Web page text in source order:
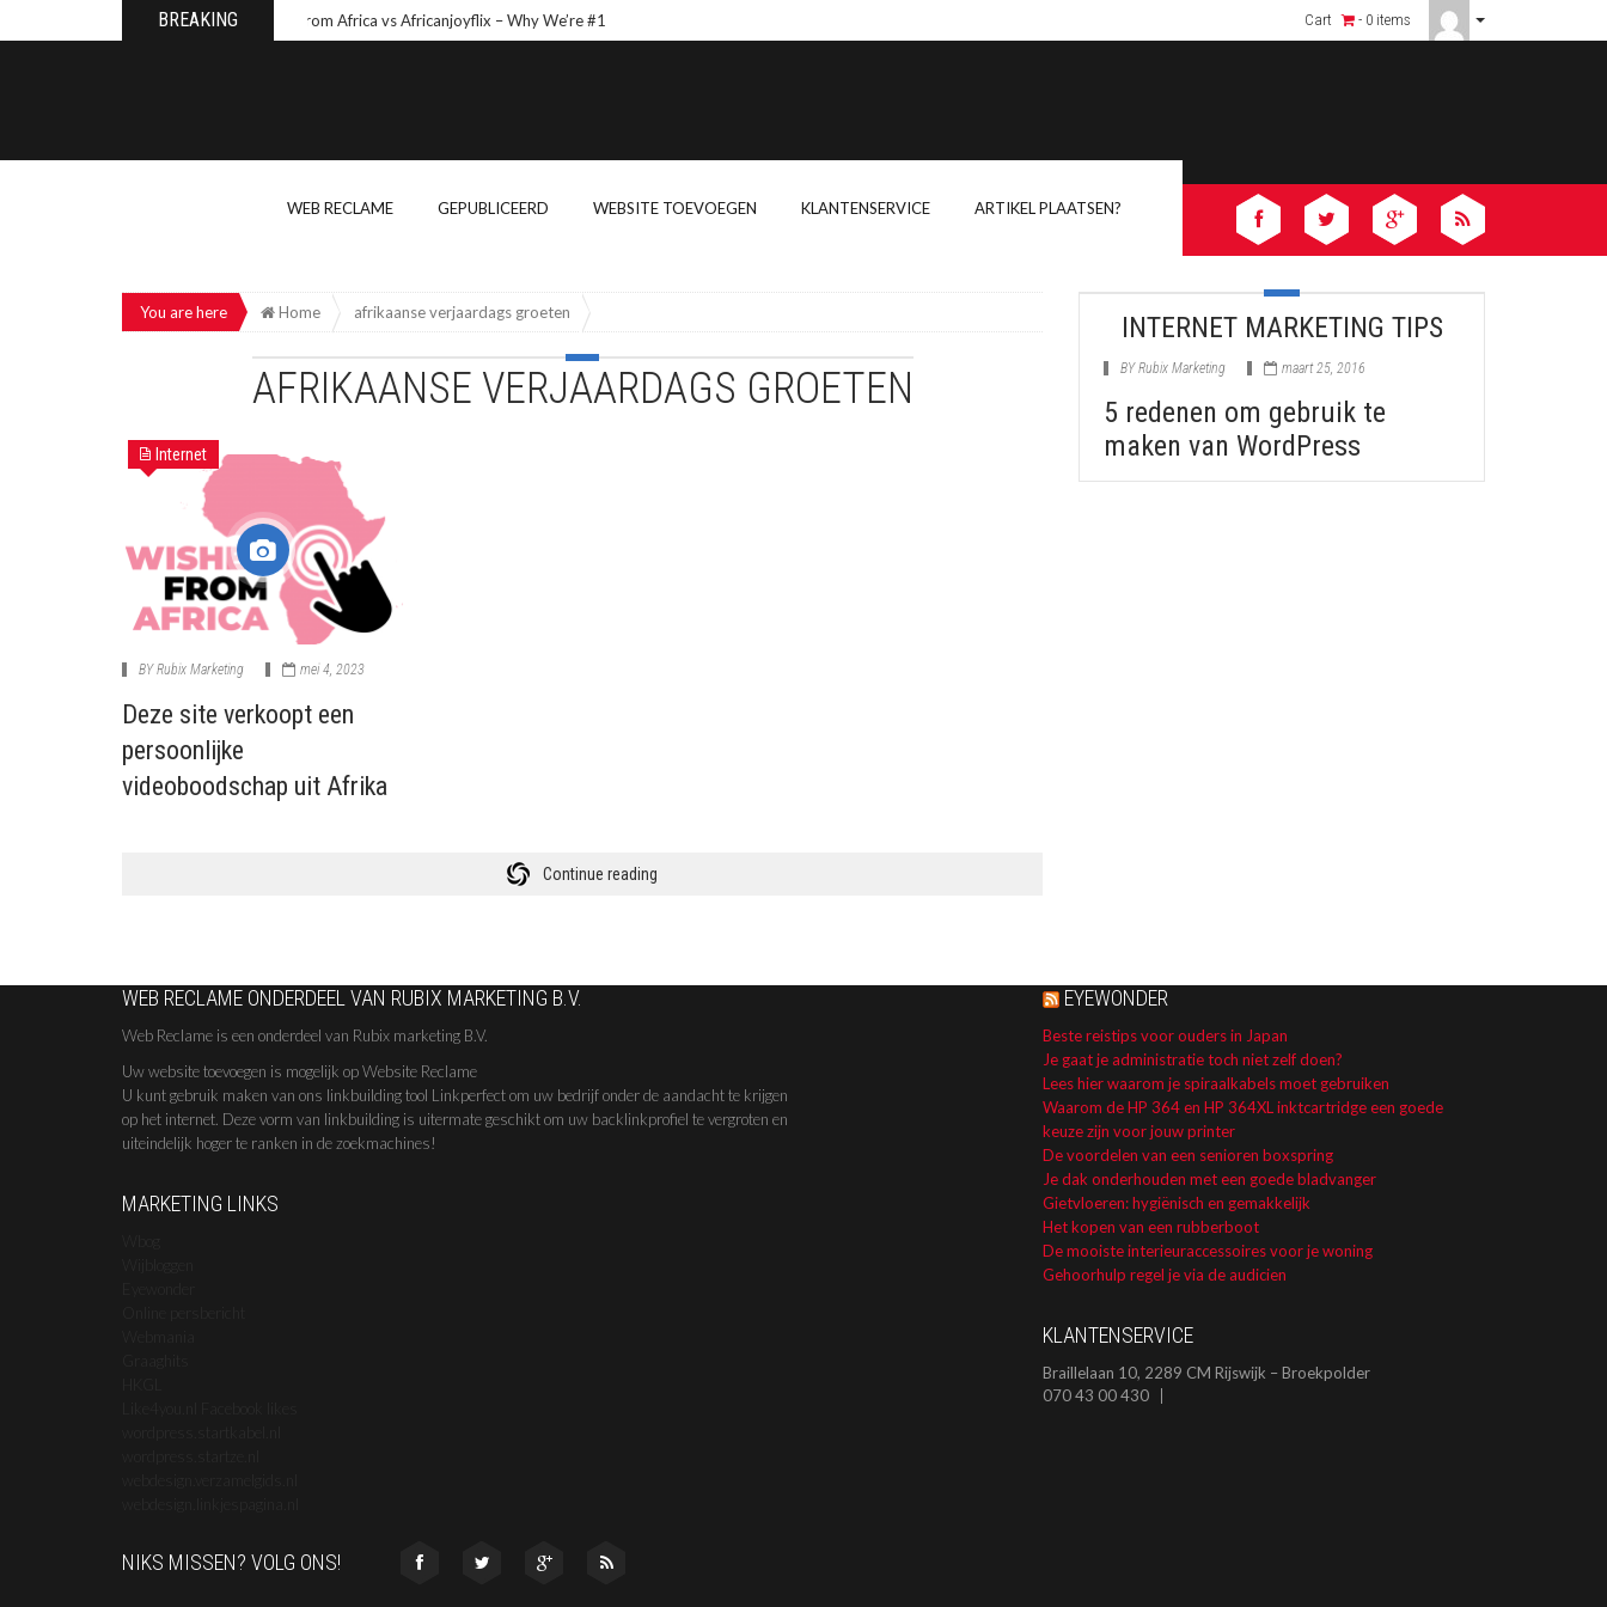
BREAKINGWishes From Africa vs Africanjoyflix – Why We’re #1 Wishes From Africa vs Africanjoyflix – Why We’re #1
Cart - 0 items
WEB RECLAME GEPUBLICEERD WEBSITE TOEVOEGEN KLANTENSERVICE ARTIKEL PLAATSEN?
You are here Home afrikaanse verjaardags groeten
AFRIKAANSE VERJAARDAGS GROETEN
Internet
BYRubix Marketing mei 4, 2023
Deze site verkoopt een
persoonlijke
videoboodschap uit Afrika
Continue reading
INTERNET MARKETING TIPS
BYRubix Marketing maart 25, 2016
5 redenen om gebruik te
maken van WordPress
WEB RECLAME ONDERDEEL VAN RUBIX MARKETING B.V.
Web Reclame is een onderdeel van Rubix marketing B.V.
Uw website toevoegen is mogelijk op Website Reclame
U kunt gebruik maken van ons linkbuilding tool Linkperfect om uw bedrijf onder de aandacht te krijgen
op het internet. Deze vorm van linkbuilding is uitermate geschikt om uw backlinkprofiel te vergroten en
uiteindelijk hoger te ranken in de zoekmachines!
MARKETING LINKS
NIKS MISSEN? VOLG ONS!
EYEWONDER
Beste reistips voor ouders in Japan
Je gaat je administratie toch niet zelf doen?
Lees hier waarom je spiraalkabels moet gebruiken
Waarom de HP 364 en HP 364XL inktcartridge een goede
keuze zijn voor jouw printer
De voordelen van een senioren boxspring
Je dak onderhouden met een goede bladvanger
Gietvloeren: hygiënisch en gemakkelijk
Het kopen van een rubberboot
De mooiste interieuraccessoires voor je woning
Gehoorhulp regel je via de audicien
KLANTENSERVICE
Braillelaan 10, 2289 CM Rijswijk – Broekpolder
070 43 00 430